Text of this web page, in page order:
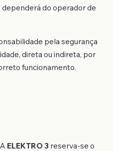
dependerá do operador de
pela segurança
direta ou indireta, por
funcionamento.
ELEKTRO 3 reserva-se o